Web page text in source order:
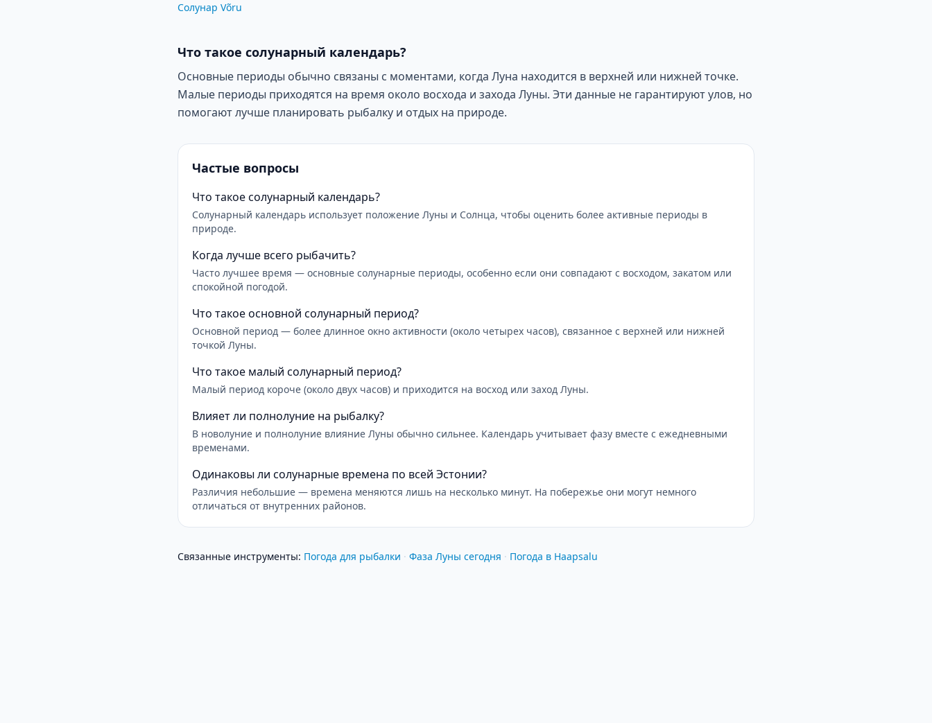
Солунар Võru
Что такое солунарный календарь?
Основные периоды обычно связаны с моментами, когда Луна находится в верхней или нижней точке.
Малые периоды приходятся на время около восхода и захода Луны. Эти данные не гарантируют улов, но
помогают лучше планировать рыбалку и отдых на природе.
Частые вопросы
Что такое солунарный календарь?
Солунарный календарь использует положение Луны и Солнца, чтобы оценить более активные периоды в
природе.
Когда лучше всего рыбачить?
Часто лучшее время — основные солунарные периоды, особенно если они совпадают с восходом, закатом или
спокойной погодой.
Что такое основной солунарный период?
Основной период — более длинное окно активности (около четырех часов), связанное с верхней или нижней
точкой Луны.
Что такое малый солунарный период?
Малый период короче (около двух часов) и приходится на восход или заход Луны.
Влияет ли полнолуние на рыбалку?
В новолуние и полнолуние влияние Луны обычно сильнее. Календарь учитывает фазу вместе с ежедневными
временами.
Одинаковы ли солунарные времена по всей Эстонии?
Различия небольшие — времена меняются лишь на несколько минут. На побережье они могут немного
отличаться от внутренних районов.
Связанные инструменты: Погода для рыбалки · Фаза Луны сегодня · Погода в Haapsalu